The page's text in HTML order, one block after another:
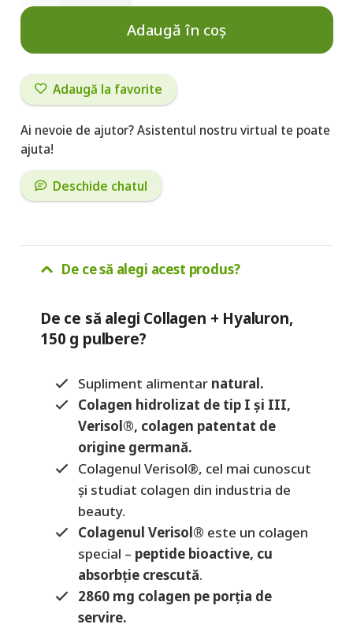
Collagen
Hyaluron,
g
pulbere
Adaugă în coș
Adaugă la favorite
Ai nevoie de ajutor? Asistentul nostru virtual te poate
ajuta!
Deschide chatul
De ce să alegi acest produs?
De ce să alegi Collagen + Hyaluron,
150 g pulbere?
Supliment alimentar natural.
Colagen hidrolizat de tip I și III,
Verisol®, colagen patentat de
origine germană.
Colagenul Verisol®, cel mai cunoscut
și studiat colagen din industria de
beauty.
Colagenul Verisol® este un colagen
special – peptide bioactive, cu
absorbție crescută.
2860 mg colagen pe porția de
servire.